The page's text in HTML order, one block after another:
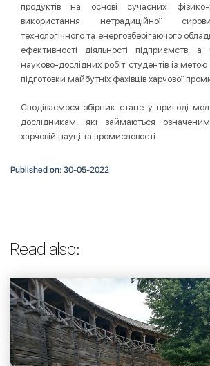
продуктів на основі сучасних фізико-
використання нетрадиційної
технологічного та енергозберігаючого
ефективності діяльності підприємств, а
науково-дослідних робіт студентів із
підготовки майбутніх фахівців харчової
Сподіваємося збірник стане у пригоді
дослідникам, які займаються
харчовій науці та промисловості.
Published on: 30-05-2022
Read also: